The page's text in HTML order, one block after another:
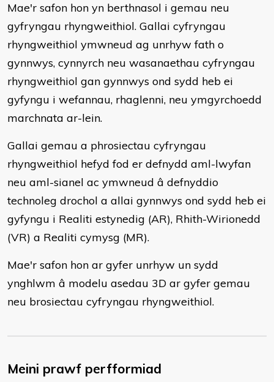
Mae'r safon hon yn berthnasol i gemau neu
gyfryngau rhyngweithiol. Gallai cyfryngau
rhyngweithiol ymwneud ag unrhyw fath o
gynnwys, cynnyrch neu wasanaethau cyfryngau
rhyngweithiol gan gynnwys ond sydd heb ei
gyfyngu i wefannau, rhaglenni, neu ymgyrchoedd
marchnata ar-lein.
Gallai gemau a phrosiectau cyfryngau
rhyngweithiol hefyd fod er defnydd aml-lwyfan
neu aml-sianel ac ymwneud â defnyddio
technoleg drochol a allai gynnwys ond sydd heb ei
gyfyngu i Realiti estynedig (AR), Rhith-Wirionedd
(VR) a Realiti cymysg (MR).
Mae'r safon hon ar gyfer unrhyw un sydd
ynghlwm â modelu asedau 3D ar gyfer gemau
neu brosiectau cyfryngau rhyngweithiol.
Meini prawf perfformiad